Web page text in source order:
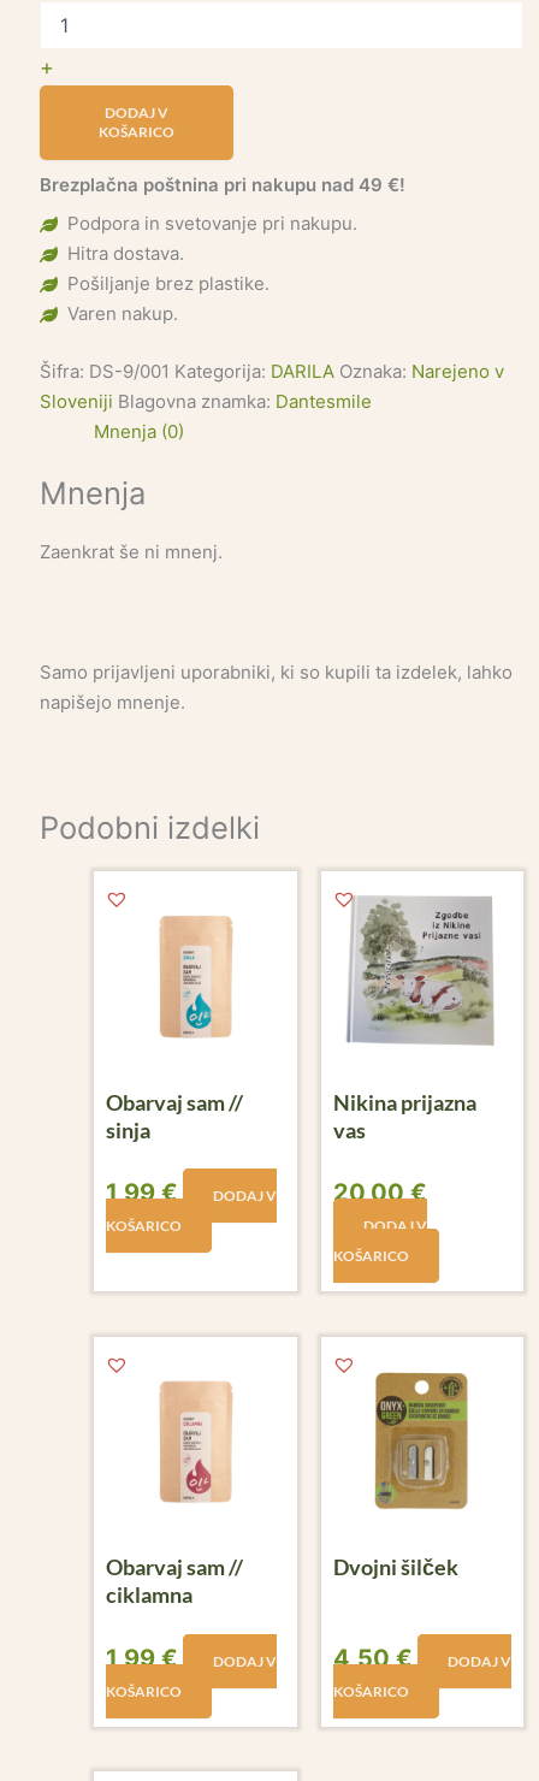
+
DODAJ V
KOŠARICO
Brezplačna poštnina pri nakupu nad 49 €!
Podpora in svetovanje pri nakupu.
Hitra dostava.
Pošiljanje brez plastike.
Varen nakup.
Šifra: DS-9/001 Kategorija: DARILA Oznaka: Narejeno v
Sloveniji Blagovna znamka: Dantesmile
Mnenja (0)
Mnenja
Zaenkrat še ni mnenj.
Samo prijavljeni uporabniki, ki so kupili ta izdelek, lahko
napišejo mnenje.
Podobni izdelki
Obarvaj sam //
sinja
1,99€
DODAJ V
KOŠARICO
Nikina prijazna
vas
20,00€
DODAJ V
KOŠARICO
Obarvaj sam //
ciklamna
1,99€
DODAJ V
KOŠARICO
Dvojni šilček
4,50€
DODAJ V
KOŠARICO